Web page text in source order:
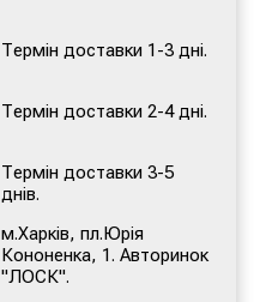
Термін доставки 1-3 дні.
Термін доставки 2-4 дні.
Термін доставки 3-5
днів.
м.Харків, пл.Юрія
Кононенка, 1. Авторинок
"ЛОСК".